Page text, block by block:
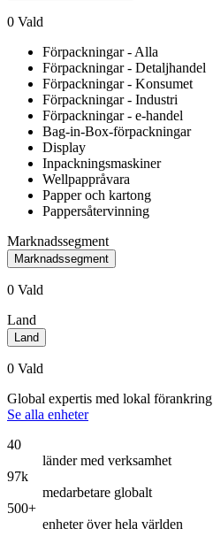
0 Vald
Förpackningar - Alla
Förpackningar - Detaljhandel
Förpackningar - Konsumet
Förpackningar - Industri
Förpackningar - e-handel
Bag-in-Box-förpackningar
Display
Inpackningsmaskiner
Wellpappråvara
Papper och kartong
Pappersåtervinning
Marknadssegment
Marknadssegment
0 Vald
Land
Land
0 Vald
Global expertis med lokal förankring
Se alla enheter
40
länder med verksamhet
97k
medarbetare globalt
500+
enheter över hela världen